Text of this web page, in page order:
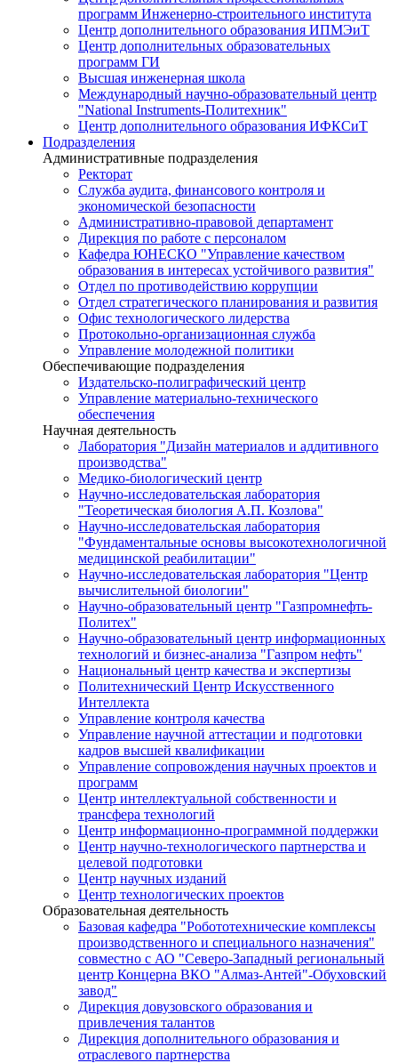
программ Инженерно-строительного института
Центр дополнительного образования ИПМЭиТ
Центр дополнительных образовательных
программ ГИ
Высшая инженерная школа
Международный научно-образовательный центр
"National Instruments-Политехник"
Центр дополнительного образования ИФКСиТ
Подразделения
Административные подразделения
Ректорат
Служба аудита, финансового контроля и
экономической безопасности
Административно-правовой департамент
Дирекция по работе с персоналом
Кафедра ЮНЕСКО "Управление качеством
образования в интересах устойчивого развития"
Отдел по противодействию коррупции
Отдел стратегического планирования и развития
Офис технологического лидерства
Протокольно-организационная служба
Управление молодежной политики
Обеспечивающие подразделения
Издательско-полиграфический центр
Управление материально-технического
обеспечения
Научная деятельность
Лаборатория "Дизайн материалов и аддитивного
производства"
Медико-биологический центр
Научно-исследовательская лаборатория
"Теоретическая биология А.П. Козлова"
Научно-исследовательская лаборатория
"Фундаментальные основы высокотехнологичной
медицинской реабилитации"
Научно-исследовательская лаборатория "Центр
вычислительной биологии"
Научно-образовательный центр "Газпромнефть-
Политех"
Научно-образовательный центр информационных
технологий и бизнес-анализа "Газпром нефть"
Национальный центр качества и экспертизы
Политехнический Центр Искусственного
Интеллекта
Управление контроля качества
Управление научной аттестации и подготовки
кадров высшей квалификации
Управление сопровождения научных проектов и
программ
Центр интеллектуальной собственности и
трансфера технологий
Центр информационно-программной поддержки
Центр научно-технологического партнерства и
целевой подготовки
Центр научных изданий
Центр технологических проектов
Образовательная деятельность
Базовая кафедра "Робототехнические комплексы
производственного и специального назначения"
совместно с АО "Северо-Западный региональный
центр Концерна ВКО "Алмаз-Антей"-Обуховский
завод"
Дирекция довузовского образования и
привлечения талантов
Дирекция дополнительного образования и
отраслевого партнерства